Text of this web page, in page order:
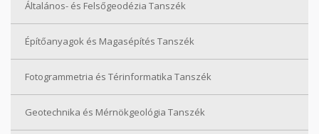
Általános- és Felsőgeodézia Tanszék
Építőanyagok és Magasépítés Tanszék
Fotogrammetria és Térinformatika Tanszék
Geotechnika és Mérnökgeológia Tanszék